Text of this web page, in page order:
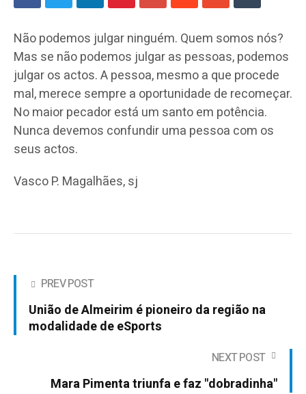
Não podemos julgar ninguém. Quem somos nós?
Mas se não podemos julgar as pessoas, podemos
julgar os actos. A pessoa, mesmo a que procede
mal, merece sempre a oportunidade de recomeçar.
No maior pecador está um santo em potência.
Nunca devemos confundir uma pessoa com os
seus actos.
Vasco P. Magalhães, sj
PREV POST
União de Almeirim é pioneiro da região na
modalidade de eSports
NEXT POST
Mara Pimenta triunfa e faz "dobradinha"